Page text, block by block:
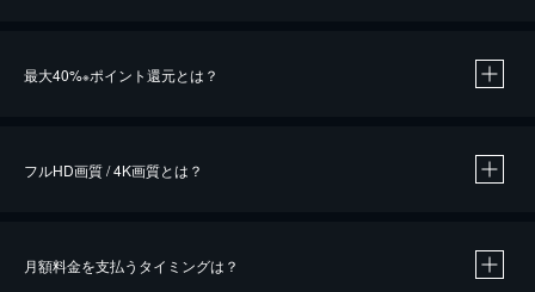
最大40%※ポイント還元とは？
※40％ポイント還元の対象は、クレジットカード決済による作品の購入 / レンタルです。
フルHD画質 / 4K画質とは？
月額料金を支払うタイミングは？